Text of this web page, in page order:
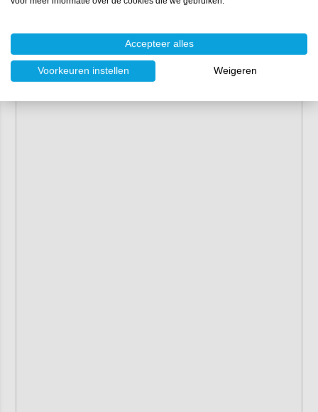
Accepteer alles
Voorkeuren instellen Weigeren